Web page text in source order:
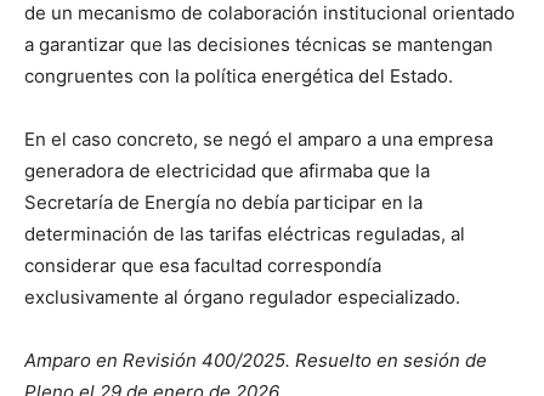
de un mecanismo de colaboración institucional orientado
a garantizar que las decisiones técnicas se mantengan
congruentes con la política energética del Estado.
En el caso concreto, se negó el amparo a una empresa
generadora de electricidad que afirmaba que la
Secretaría de Energía no debía participar en la
determinación de las tarifas eléctricas reguladas, al
considerar que esa facultad correspondía
exclusivamente al órgano regulador especializado.
Amparo en Revisión 400/2025. Resuelto en sesión de